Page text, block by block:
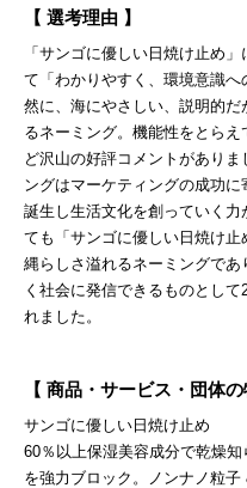
【 選考理由 】
「サンゴに優しい日焼け止め
て「わかりやすく、環境意識
然に、海にやさしい、説明的
るネーミング。機能性をとら
ど沢山の好評コメントがあり
ングはマーケティングの成功
誕生し生活文化を創っていく
ても「サンゴに優しい日焼け
縄らしさ溢れるネーミングで
く社会に発信できるものとし
れました。
【 商品・サービス・団体
サンゴに優しい日焼け止め
60％以上保湿美容成分で乾燥
を強力ブロック。ノンナノ粒